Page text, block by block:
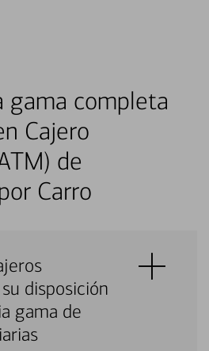
gama completa
Cajero
de
Carro
disposición
gama de